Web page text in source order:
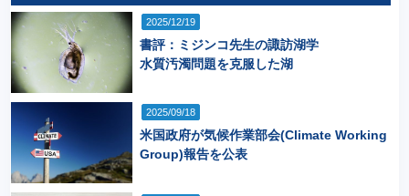
2025/12/19
書評：ミジンコ先生の諏訪湖学
水質汚濁問題を克服した湖
2025/09/18
米国政府が気候作業部会(Climate Working
Group)報告を公表